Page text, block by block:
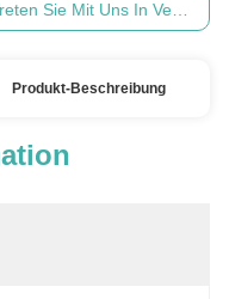
Sie Mit Uns In
Produkt-Beschreibung